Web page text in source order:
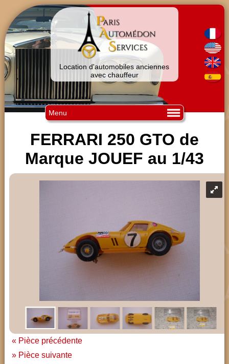
Location d'automobiles anciennes
avec chauffeur
Menu
FERRARI 250 GTO de
Marque JOUEF au 1/43
« Pièce précédente
» Pièce suivante